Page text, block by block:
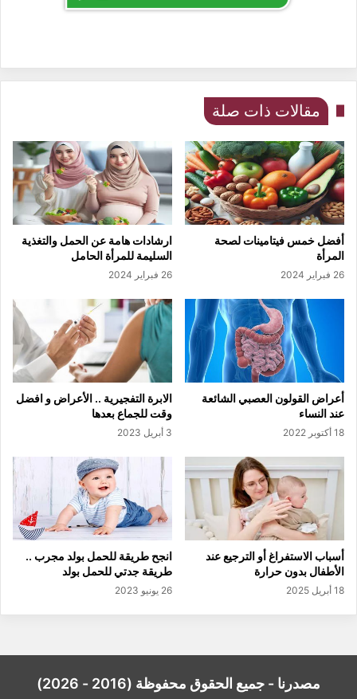
مقالات ذات صلة
أفضل خمس فيتامينات لصحة
المرأة
26 فبراير 2024
ارشادات هامة عن الحمل والتغذية
السليمة للمرأة الحامل
26 فبراير 2024
أعراض القولون العصبي الشائعة
عند النساء
18 أكتوبر 2022
الابرة التفجيرية .. الأعراض و افضل
وقت للجماع بعدها
3 أبريل 2023
أسباب الاستفراغ أو الترجيع عند
الأطفال بدون حرارة
18 أبريل 2025
انجح طريقة للحمل بولد مجرب ..
طريقة جدتي للحمل بولد
26 يونيو 2023
مصدرنا - جميع الحقوق محفوظة (2016 - 2026)